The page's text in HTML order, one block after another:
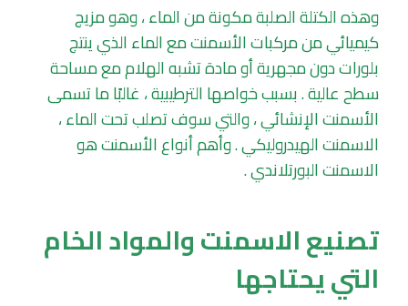
وهذه الكتلة الصلبة مكونة من الماء ، وهو مزيج
كيميائي من مركبات الأسمنت مع الماء الذي ينتج
بلورات دون مجهرية أو مادة تشبه الهلام مع مساحة
سطح عالية . بسبب خواصها الترطيبية ، غالبًا ما تسمى
الأسمنت الإنشائي ، والتي سوف تصلب تحت الماء ،
الاسمنت الهيدروليكي . وأهم أنواع الأسمنت هو
الاسمنت البورتلاندي .
تصنيع الاسمنت والمواد الخام
التي يحتاجها